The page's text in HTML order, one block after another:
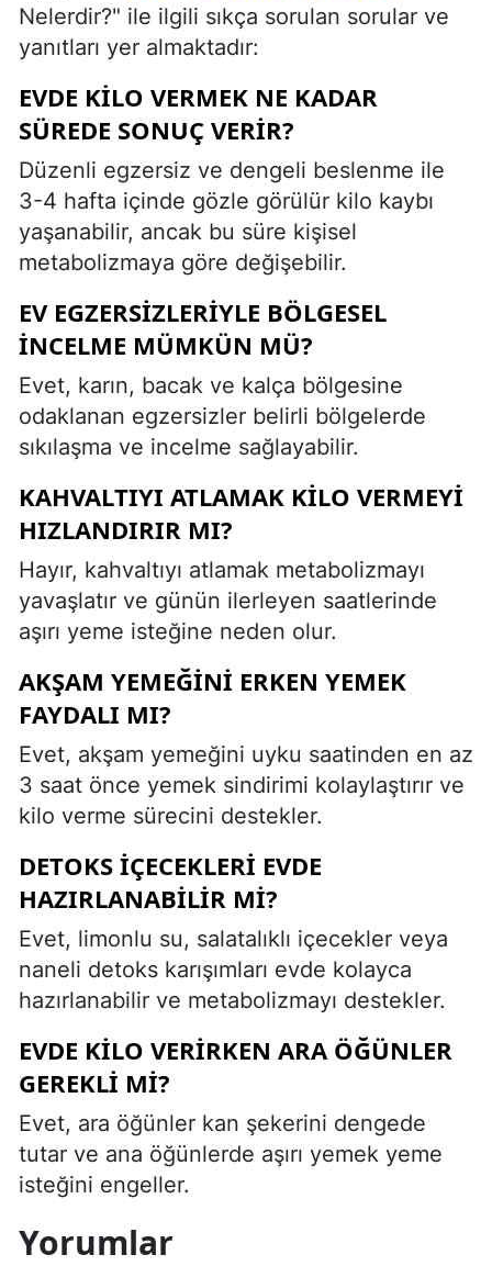
Nelerdir?" ile ilgili sıkça sorulan sorular ve
yanıtları yer almaktadır:
EVDE KILO VERMEK NE KADAR
SÜREDE SONUÇ VERIR?
Düzenli egzersiz ve dengeli beslenme ile
3-4 hafta içinde gözle görülür kilo kaybı
yaşanabilir, ancak bu süre kişisel
metabolizmaya göre değişebilir.
EV EGZERSIZLERIYLE BÖLGESEL
INCELME MÜMKÜN MÜ?
Evet, karın, bacak ve kalça bölgesine
odaklanan egzersizler belirli bölgelerde
sıkılaşma ve incelme sağlayabilir.
KAHVALTIYI ATLAMAK KILO VERMEYI
HIZLANDIRIR MI?
Hayır, kahvaltıyı atlamak metabolizmayı
yavaşlatır ve günün ilerleyen saatlerinde
aşırı yeme isteğine neden olur.
AKŞAM YEMEĞINI ERKEN YEMEK
FAYDALI MI?
Evet, akşam yemeğini uyku saatinden en az
3 saat önce yemek sindirimi kolaylaştırır ve
kilo verme sürecini destekler.
DETOKS IÇECEKLERI EVDE
HAZIRLANABILIR MI?
Evet, limonlu su, salatalıklı içecekler veya
naneli detoks karışımları evde kolayca
hazırlanabilir ve metabolizmayı destekler.
EVDE KILO VERIRKEN ARA ÖĞÜNLER
GEREKLI MI?
Evet, ara öğünler kan şekerini dengede
tutar ve ana öğünlerde aşırı yemek yeme
isteğini engeller.
Yorumlar